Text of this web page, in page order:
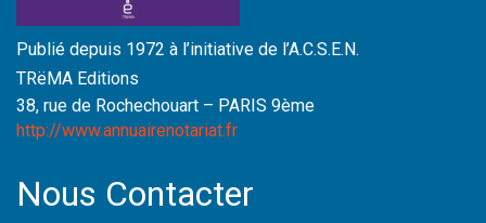
Publié depuis 1972 à l’initiative de l’A.C.S.E.N.
TRëMA Editions
38, rue de Rochechouart – PARIS 9ème
http://www.annuairenotariat.fr
Nous Contacter